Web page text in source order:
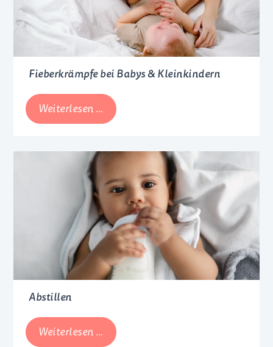
angenehmen
Sommer
Fieberkrämpfe bei Babys & Kleinkindern
Weiterlesen … Fieberkrämpfe
bei
&
Kleinkindern
Abstillen
Weiterlesen … Abstillen